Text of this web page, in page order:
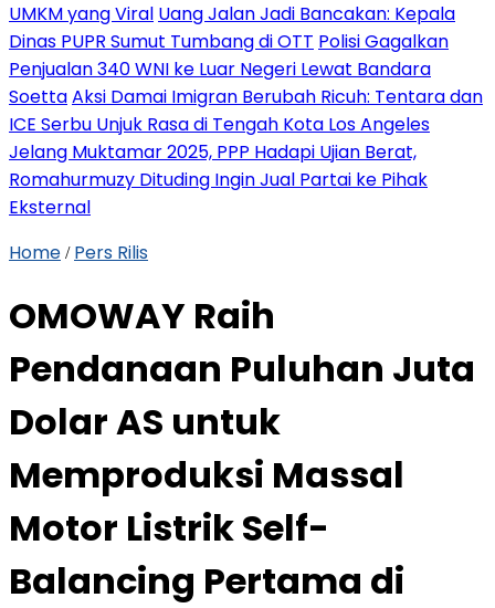
UMKM yang Viral Uang Jalan Jadi Bancakan: Kepala
Dinas PUPR Sumut Tumbang di OTT Polisi Gagalkan
Penjualan 340 WNI ke Luar Negeri Lewat Bandara
SoettaAksi Damai Imigran Berubah Ricuh: Tentara dan
ICE Serbu Unjuk Rasa di Tengah Kota Los Angeles
Jelang Muktamar 2025, PPP Hadapi Ujian Berat,
Romahurmuzy Dituding Ingin Jual Partai ke Pihak
Eksternal
Home / Pers Rilis
OMOWAY Raih
Pendanaan Puluhan Juta
Dolar AS untuk
Memproduksi Massal
Motor Listrik Self-
Balancing Pertama di